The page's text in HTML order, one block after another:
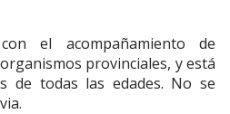
el acompañamiento de
provinciales, y está
de todas las edades. No se